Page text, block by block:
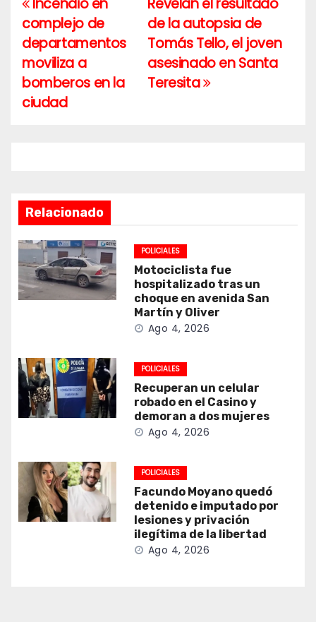
Navegación
de
entradas
de la autopsia de
Tomás Tello, el joven
asesinado en Santa
Teresita
complejo de
departamentos
moviliza a
bomberos en la
ciudad
Relacionado
POLICIALES
Motociclista fue
hospitalizado tras un
choque en avenida San
Martín y Oliver
Ago 4, 2026
POLICIALES
Recuperan un celular
robado en el Casino y
demoran a dos mujeres
Ago 4, 2026
POLICIALES
Facundo Moyano quedó
detenido e imputado por
lesiones y privación
ilegítima de la libertad
Ago 4, 2026